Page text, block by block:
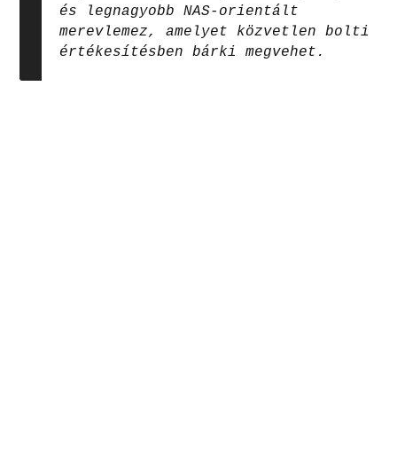
és legnagyobb NAS-orientált
merevlemez, amelyet közvetlen bolti
értékesítésben bárki megvehet.